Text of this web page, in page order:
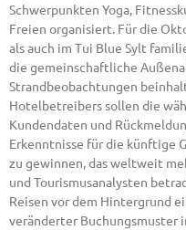
Schwerpunkten Yoga,
Freien organisiert. Für die
als auch im Tui Blue Sylt
die gemeinschaftliche
Strandbeobachtungen
Hotelbetreibers sollen die
Kundendaten und
Erkenntnisse für die künftige
zu gewinnen, das weltweit
und Tourismusanalysten
Reisen vor dem Hintergrund
veränderter Buchungsmuster